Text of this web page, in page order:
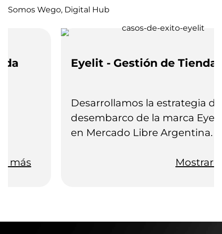
Somos Wego, Digital Hub
Eyelit - Gestión de Tienda
Desarrollamos la estrategia de
desembarco de la marca Eyelit
en Mercado Libre Argentina.
mercado, consumidores de la
de productos y de campañas de
Mostrar más